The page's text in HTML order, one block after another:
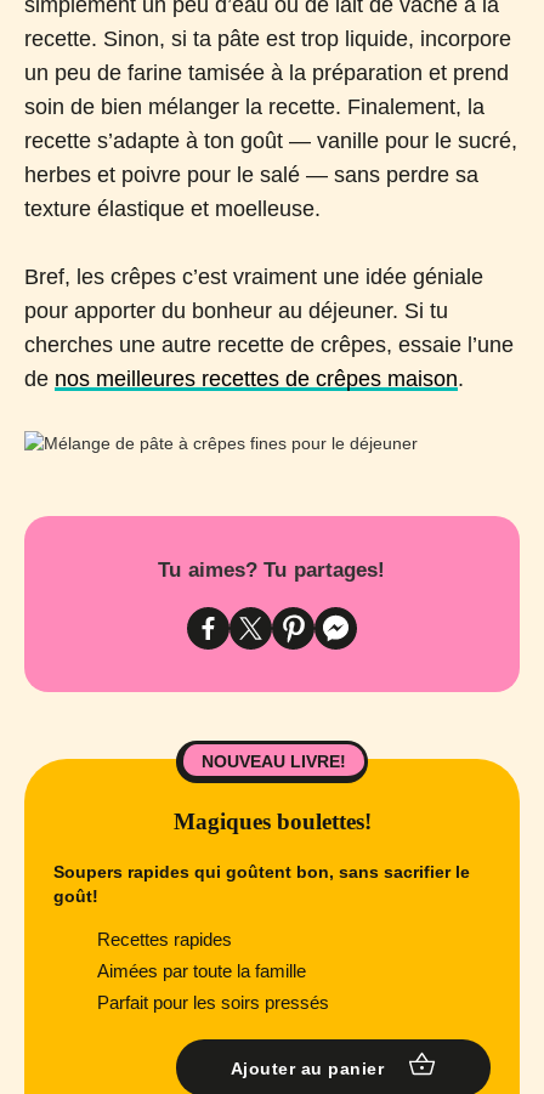
recette. Sinon, si ta pâte est trop liquide, incorpore
un peu de farine tamisée à la préparation et prend
soin de bien mélanger la recette. Finalement, la
recette s’adapte à ton goût — vanille pour le sucré,
herbes et poivre pour le salé — sans perdre sa
texture élastique et moelleuse.
Bref, les crêpes c’est vraiment une idée géniale
pour apporter du bonheur au déjeuner. Si tu
cherches une autre recette de crêpes, essaie l’une
de nos meilleures recettes de crêpes maison.
Tu aimes? Tu partages!
NOUVEAU LIVRE!
Magiques boulettes!
Soupers rapides qui goûtent bon, sans sacrifier le
goût!
Recettes rapides
Aimées par toute la famille
Parfait pour les soirs pressés
Ajouter au panier